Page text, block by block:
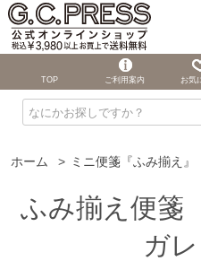
ホーム > ミニ便箋『ふみ揃え』
ふみ揃え便
ガ
TOP ご利用案内 お気